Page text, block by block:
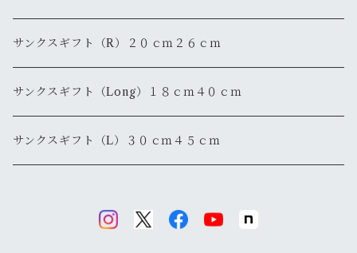
退職・退官
サンクスギフト（R）２０ｃｍ２６ｃｍ
サンクスギフト（Long）１８ｃｍ４０ｃｍ
サンクスギフト（L）３０ｃｍ４５ｃｍ